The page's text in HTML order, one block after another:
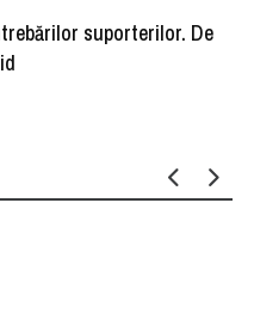
suporterilor. De